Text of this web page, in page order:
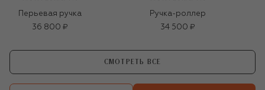
Перьевая ручка
36 800 ₽
Ручка-роллер
34 500 ₽
СМОТРЕТЬ ВСЕ